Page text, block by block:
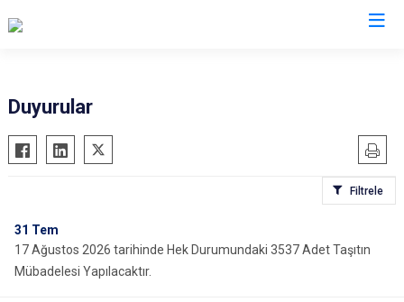
Duyurular
Filtrele
31 Tem
17 Ağustos 2026 tarihinde Hek Durumundaki 3537 Adet Taşıtın
Mübadelesi Yapılacaktır.